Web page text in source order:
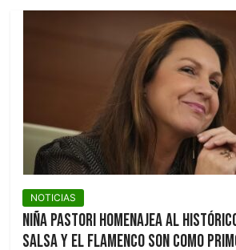
NOTICIAS
Niña Pastori homenajea al
salsa y el flamenco son como